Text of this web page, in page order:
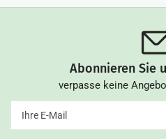
Abonnieren Sie
verpasse keine
Mail